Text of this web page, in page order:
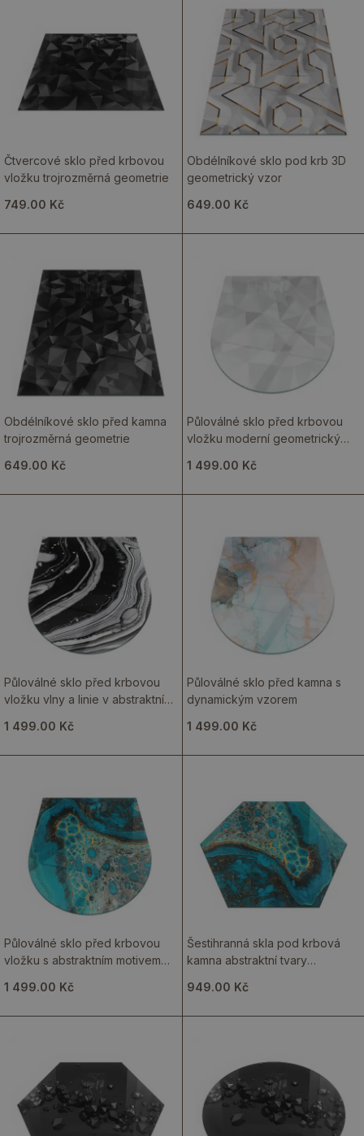
Čtvercové sklo před krbovou
vložku trojrozměrná geometrie
749.00 Kč
Obdélníkové sklo pod krb 3D
geometrický vzor
649.00 Kč
Obdélníkové sklo před kamna
trojrozměrná geometrie
649.00 Kč
Půloválné sklo před krbovou
vložku moderní geometrický
1 499.00 Kč
Půloválné sklo před krbovou
vložku vlny a linie v abstraktním
1 499.00 Kč
Půloválné sklo před kamna s
dynamickým vzorem
1 499.00 Kč
Půloválné sklo před krbovou
vložku s abstraktním motivem
1 499.00 Kč
Šestihranná skla pod krbová
kamna abstraktní tvary
949.00 Kč